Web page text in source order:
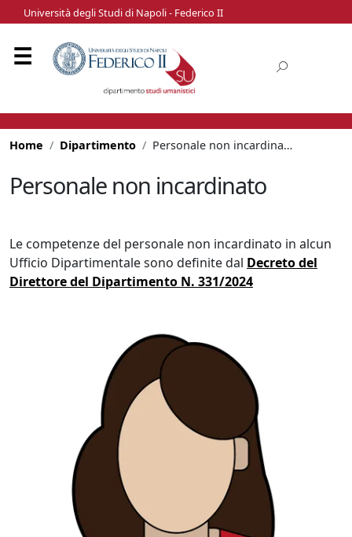
Università degli Studi di Napoli - Federico II
Home Dipartimento Personale non incardinato
Personale non incardinato
Le competenze del personale non incardinato in alcun
Ufficio Dipartimentale sono definite dal Decreto del
Direttore del Dipartimento N. 331/2024